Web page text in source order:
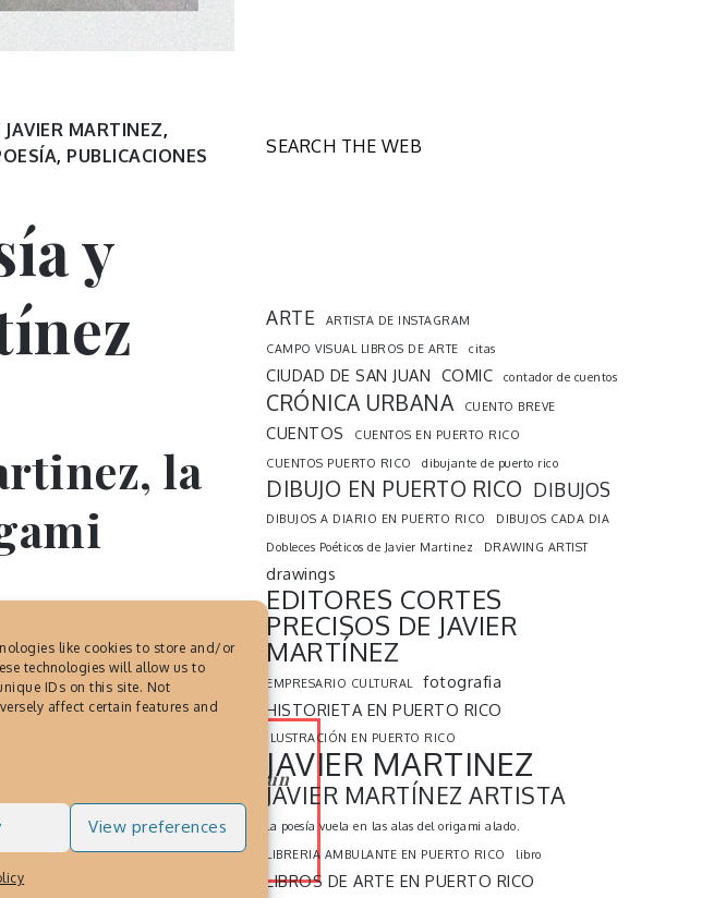
like cookies to store and/or
technologies will allow us to
IDs on this site. Not
affect certain features and
View preferences
MARTINEZ,
, PUBLICACIONES
y
la
Precisos
de llevar atado a su cuerpo un
SEARCH THE WEB
ARTE
ARTISTA DE INSTAGRAM
CAMPO VISUAL LIBROS DE ARTE
citas
CIUDAD DE SAN JUAN COMIC contador de cuentos
CRÓNICA URBANA CUENTO BREVE
CUENTOS
CUENTOS EN PUERTO RICO
CUENTOS PUERTO RICO
dibujante de puerto rico
DIBUJO EN PUERTO RICO DIBUJOS
DIBUJOS A DIARIO EN PUERTO RICO
DIBUJOS CADA DIA
Dobleces Poéticos de Javier Martinez
DRAWING ARTIST
drawings
EDITORES CORTES
PRECISOS DE JAVIER
MARTÍNEZ
EMPRESARIO CULTURAL
fotografia
HISTORIETA EN PUERTO RICO
ILUSTRACIÓN EN PUERTO RICO
JAVIER MARTINEZ
JAVIER MARTÍNEZ ARTISTA
la poesía vuela en las alas del origami alado.
LIBRERIA AMBULANTE EN PUERTO RICO
libro
LIBROS DE ARTE EN PUERTO RICO